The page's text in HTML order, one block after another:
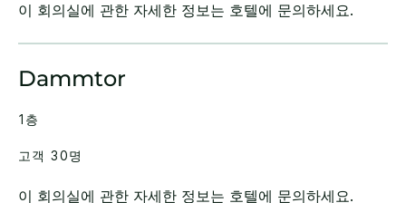
이 회의실에 관한 자세한 정보는 호텔에 문의하세요.
Dammtor
이 회의실에 관한 자세한 정보는 호텔에 문의하세요.
1층
고객 30명